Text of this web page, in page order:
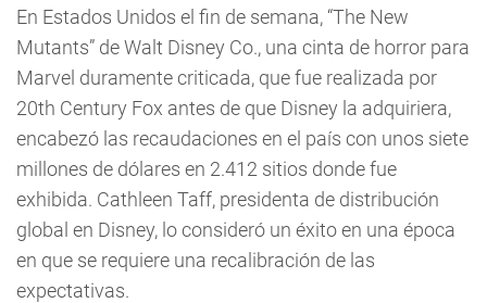
En Estados Unidos el fin de semana, “The New
Mutants” de Walt Disney Co., una cinta de horror para
Marvel duramente criticada, que fue realizada por
20th Century Fox antes de que Disney la adquiriera,
encabezó las recaudaciones en el país con unos siete
millones de dólares en 2.412 sitios donde fue
exhibida. Cathleen Taff, presidenta de distribución
global en Disney, lo consideró un éxito en una época
en que se requiere una recalibración de las
expectativas.